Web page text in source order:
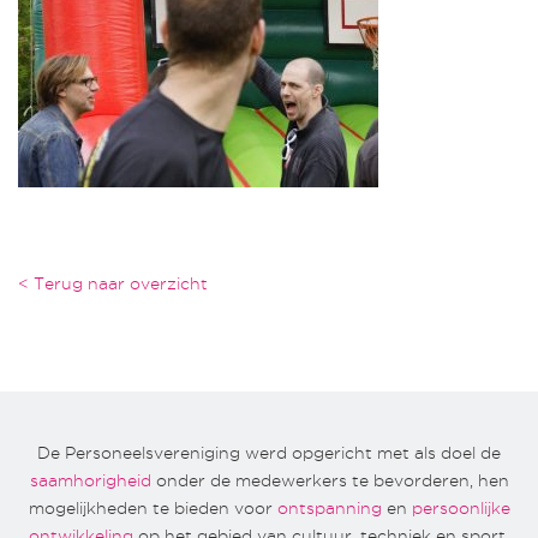
< Terug naar overzicht
De Personeelsvereniging werd opgericht met als doel de
saamhorigheid onder de medewerkers te bevorderen, hen
mogelijkheden te bieden voor ontspanning en persoonlijke